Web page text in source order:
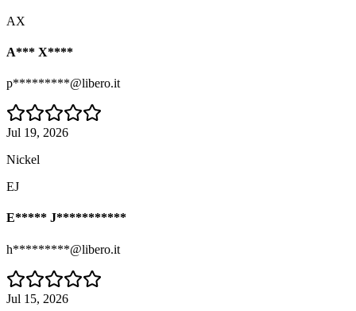
AX
A*** X****
p*********@libero.it
Jul 19, 2026
Nickel
EJ
E***** J***********
h*********@libero.it
Jul 15, 2026